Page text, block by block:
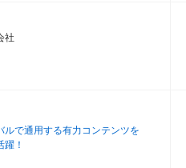
社
ルで通用する有力コンテンツを
！